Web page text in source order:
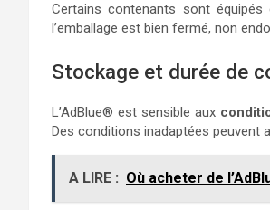
Certains contenants sont équipés
l’emballage est bien fermé, non
Stockage et durée de
L’AdBlue® est sensible aux
Des conditions inadaptées peuvent
A LIRE : Où acheter de